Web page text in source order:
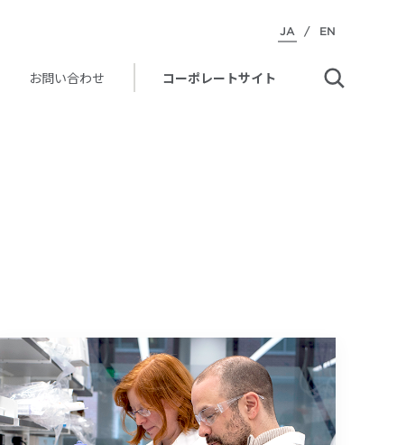
JA / EN
お問い合わせ コーポレートサイト